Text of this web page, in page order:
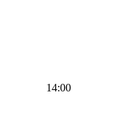
14:00